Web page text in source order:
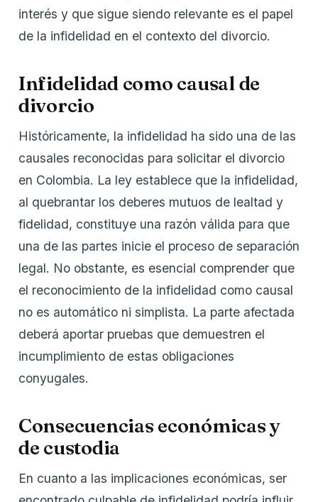
interés y que sigue siendo relevante es el papel
de la infidelidad en el contexto del divorcio.
Infidelidad como causal de
divorcio
Históricamente, la infidelidad ha sido una de las
causales reconocidas para solicitar el divorcio
en Colombia. La ley establece que la infidelidad,
al quebrantar los deberes mutuos de lealtad y
fidelidad, constituye una razón válida para que
una de las partes inicie el proceso de separación
legal. No obstante, es esencial comprender que
el reconocimiento de la infidelidad como causal
no es automático ni simplista. La parte afectada
deberá aportar pruebas que demuestren el
incumplimiento de estas obligaciones
conyugales.
Consecuencias económicas y
de custodia
En cuanto a las implicaciones económicas, ser